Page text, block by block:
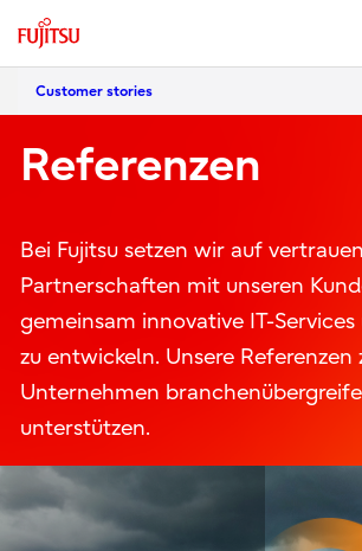
Customer stories
Referenzen
Bei Fujitsu setzen wir auf
Partnerschaften mit unseren
gemeinsam innovative IT-
zu entwickeln. Unsere Referenzen
Unternehmen
unterstützen.